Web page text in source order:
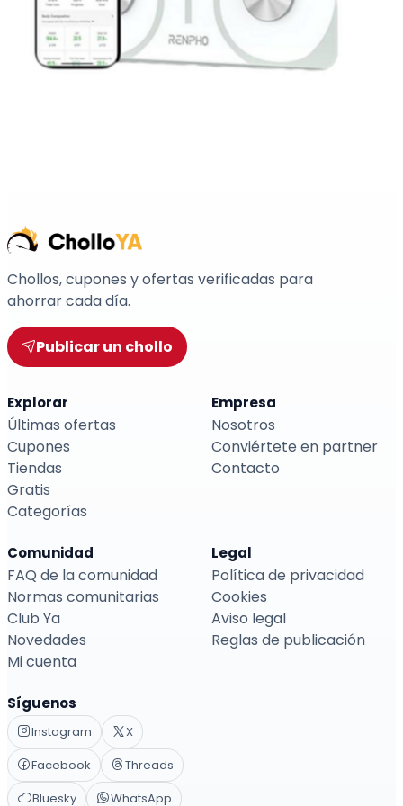
Chollos, cupones y ofertas verificadas para
ahorrar cada día.
Publicar un chollo
Explorar
Últimas ofertas
Cupones
Tiendas
Gratis
Categorías
Empresa
Nosotros
Conviértete en partner
Contacto
Comunidad
FAQ de la comunidad
Normas comunitarias
Club Ya
Novedades
Mi cuenta
Legal
Política de privacidad
Cookies
Aviso legal
Reglas de publicación
Síguenos
Instagram
X
Facebook
Threads
Bluesky
WhatsApp